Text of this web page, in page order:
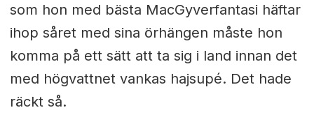
som hon med bästa MacGyverfantasi häftar
ihop såret med sina örhängen måste hon
komma på ett sätt att ta sig i land innan det
med högvattnet vankas hajsupé. Det hade
räckt så.